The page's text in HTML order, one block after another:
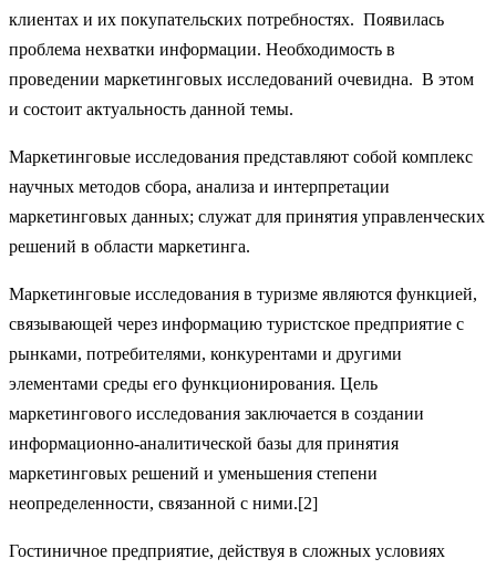
клиентах и их покупательских потребностях. Появилась
проблема нехватки информации. Необходимость в
проведении маркетинговых исследований очевидна. В этом
и состоит актуальность данной темы.
Маркетинговые исследования представляют собой комплекс
научных методов сбора, анализа и интерпретации
маркетинговых данных; служат для принятия управленческих
решений в области маркетинга.
Маркетинговые исследования в туризме являются функцией,
связывающей через информацию туристское предприятие с
рынками, потребителями, конкурентами и другими
элементами среды его функционирования. Цель
маркетингового исследования заключается в создании
информационно-аналитической базы для принятия
маркетинговых решений и уменьшения степени
неопределенности, связанной с ними.[2]
Гостиничное предприятие, действуя в сложных условиях